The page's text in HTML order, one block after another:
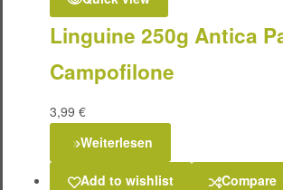
Linguine 250g Antica
Campofilone
3,99 €
Weiterlesen
Add to wishlist Compare